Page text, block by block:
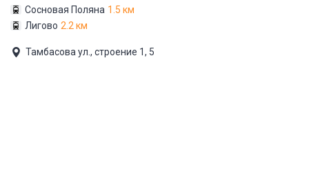
Сосновая Поляна 1.5 км
Лигово 2.2 км
Тамбасова ул., строение 1, 5